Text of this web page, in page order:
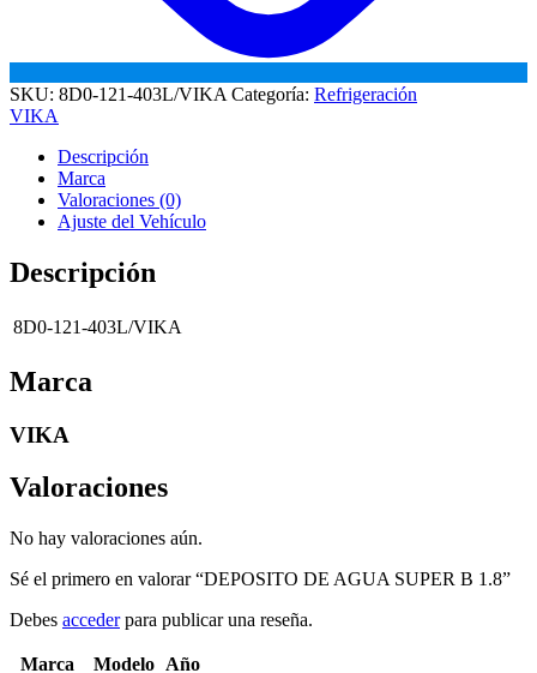
SKU: 8D0-121-403L/VIKA Categoría: Refrigeración
VIKA
Descripción
Marca
Valoraciones (0)
Ajuste del Vehículo
Descripción
8D0-121-403L/VIKA
Marca
VIKA
Valoraciones
No hay valoraciones aún.
Sé el primero en valorar “DEPOSITO DE AGUA SUPER B 1.8”
Debes accederpara publicar una reseña.
Marca Modelo Año